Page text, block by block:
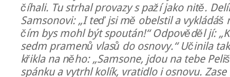
číhali. Tu strhal provazy s paží jako nitě.
Samsonovi: „I teď jsi mě obelstil a vykládáš
čím bys mohl být spoután!“ Odpověděl jí:
sedm pramenů vlasů do osnovy.“ Učinila
křikla na něho: „Samsone, jdou na tebe
spánku a vytrhl kolík, vratidlo i osnovu. Zase